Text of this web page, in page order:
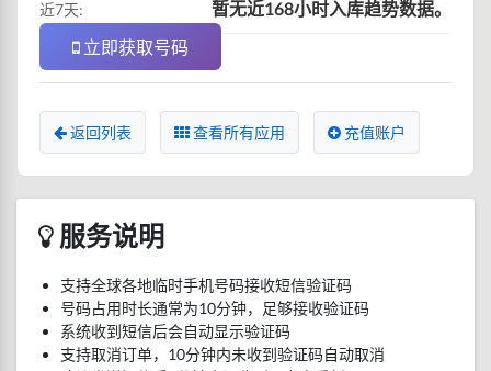
近7天:
暂无近168小时入库趋势数据。
立即获取号码
返回列表 查看所有应用 充值账户
服务说明
支持全球各地临时手机号码接收短信验证码
号码占用时长通常为10分钟，足够接收验证码
系统收到短信后会自动显示验证码
支持取消订单，10分钟内未收到验证码自动取消